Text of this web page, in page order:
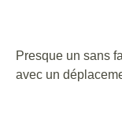
Presque un sans
avec un